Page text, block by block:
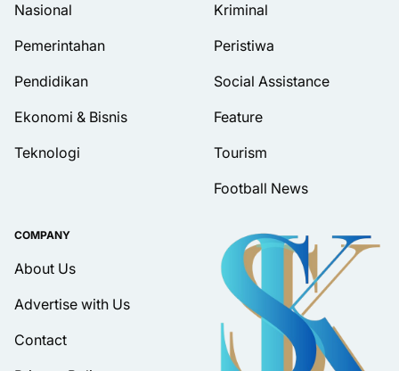
Nasional
Pemerintahan
Pendidikan
Ekonomi & Bisnis
Teknologi
Kriminal
Peristiwa
Social Assistance
Feature
Tourism
Football News
COMPANY
About Us
Advertise with Us
Contact